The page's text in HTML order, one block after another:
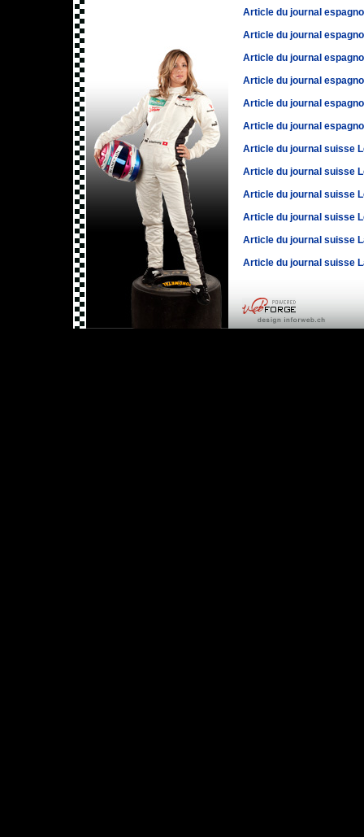
Article du journal
Article du journal
Article du journal
Article du journal
Article du journal
Article du journal
Article du journal suisse
Article du journal suisse
Article du journal suisse
Article du journal suisse
Article du journal suisse
Article du journal suisse